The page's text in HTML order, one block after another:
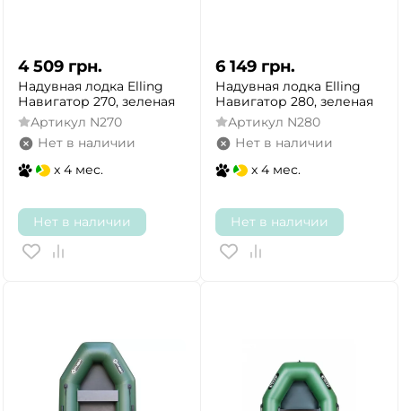
4 509 грн.
Надувная лодка Elling
Навигатор 270, зеленая
Артикул N270
Нет в наличии
x 4 мес.
Нет в наличии
6 149 грн.
Надувная лодка Elling
Навигатор 280, зеленая
Артикул N280
Нет в наличии
x 4 мес.
Нет в наличии